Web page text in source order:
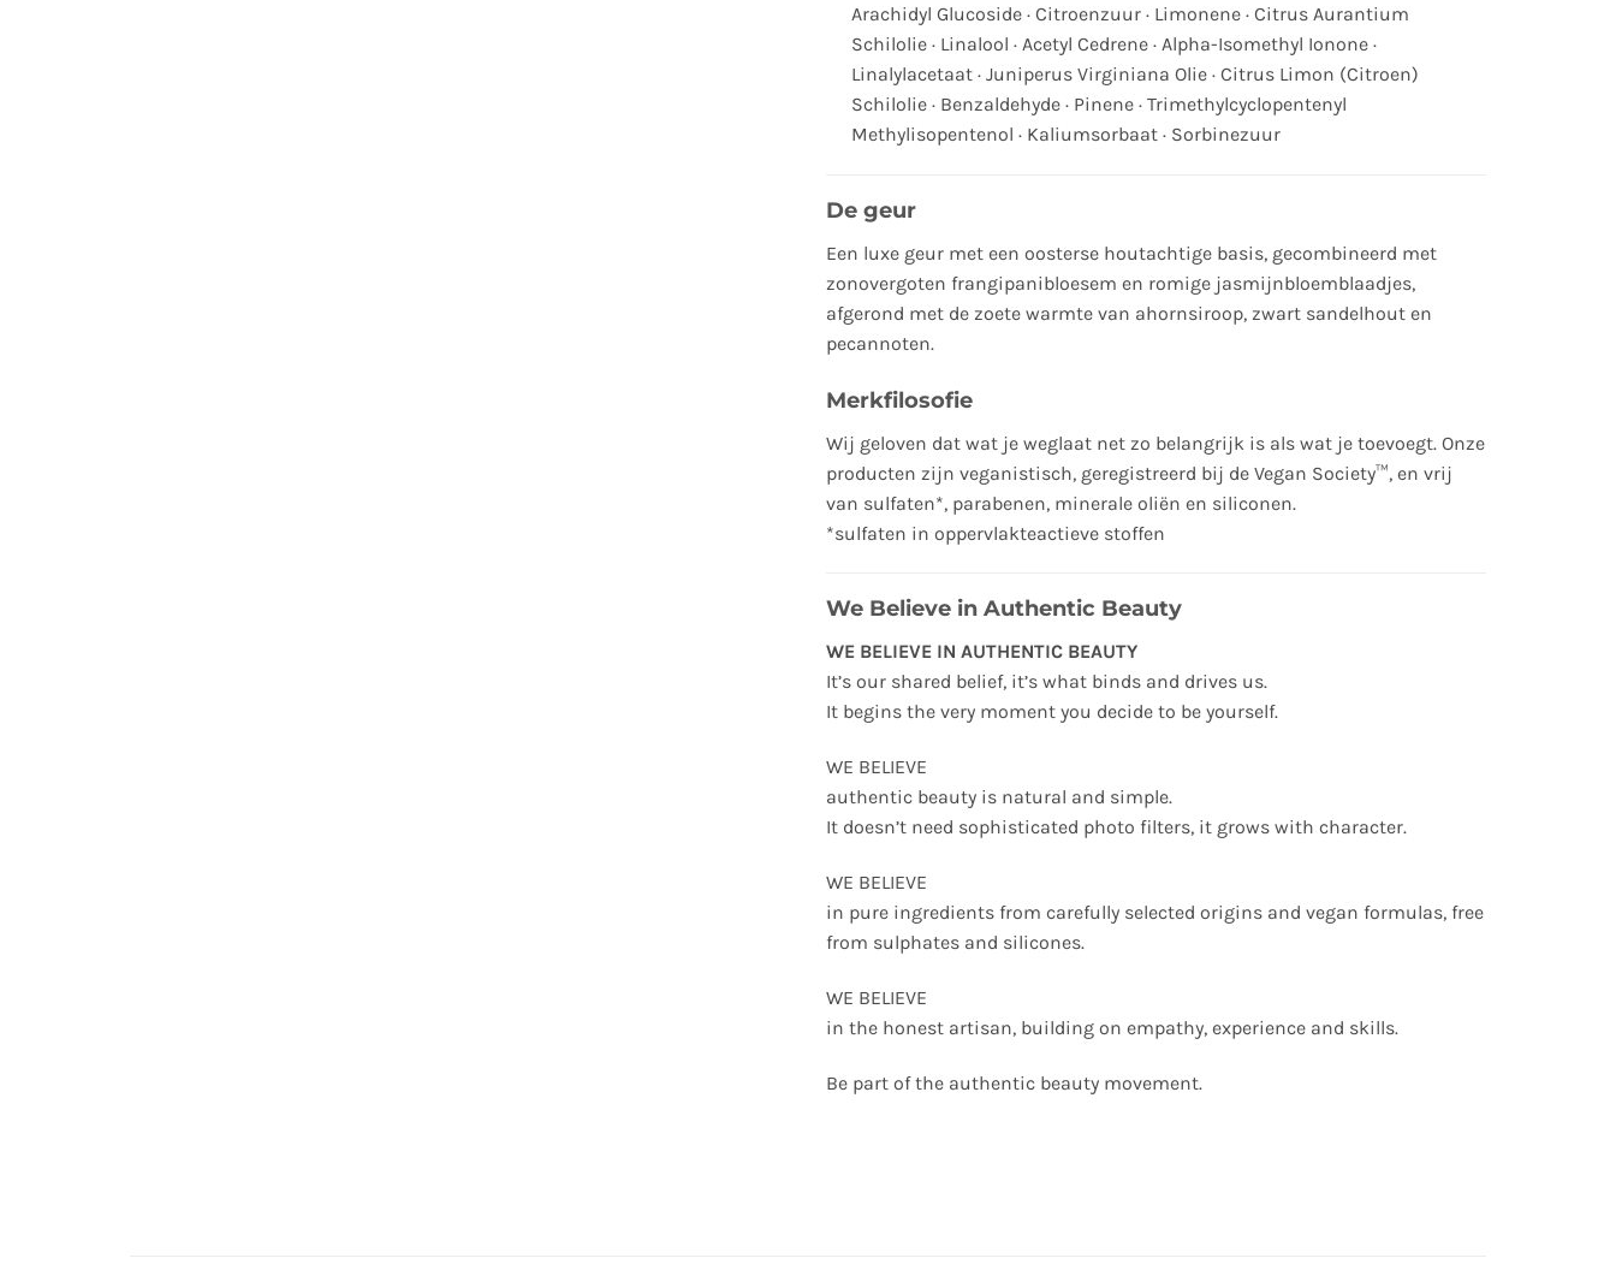
Arachidyl Glucoside · Citroenzuur · Limonene · Citrus Aurantium
Schilolie · Linalool · Acetyl Cedrene · Alpha-Isomethyl Ionone ·
Linalylacetaat · Juniperus Virginiana Olie · Citrus Limon (Citroen)
Schilolie · Benzaldehyde · Pinene · Trimethylcyclopentenyl
Methylisopentenol · Kaliumsorbaat · Sorbinezuur
De geur
Een luxe geur met een oosterse houtachtige basis, gecombineerd met
zonovergoten frangipanibloesem en romige jasmijnbloemblaadjes,
afgerond met de zoete warmte van ahornsiroop, zwart sandelhout en
pecannoten.
Merkfilosofie
Wij geloven dat wat je weglaat net zo belangrijk is als wat je toevoegt. Onze
producten zijn veganistisch, geregistreerd bij de Vegan Society™, en vrij
van sulfaten*, parabenen, minerale oliën en siliconen.
*sulfaten in oppervlakteactieve stoffen
We Believe in Authentic Beauty
WE BELIEVE IN AUTHENTIC BEAUTY
It’s our shared belief, it’s what binds and drives us.
It begins the very moment you decide to be yourself.
WE BELIEVE
authentic beauty is natural and simple.
It doesn’t need sophisticated photo filters, it grows with character.
WE BELIEVE
in pure ingredients from carefully selected origins and vegan formulas, free
from sulphates and silicones.
WE BELIEVE
in the honest artisan, building on empathy, experience and skills.
Be part of the authentic beauty movement.